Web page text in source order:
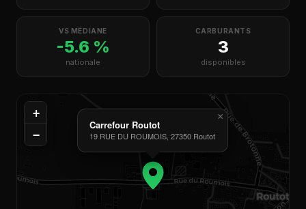
VS MÉDIANE
-5.6 %
nationale
CARBURANTS
3
disponibles
Carrefour Routot
19 RUE DU ROUMOIS, 27350 Routot
×
+
−